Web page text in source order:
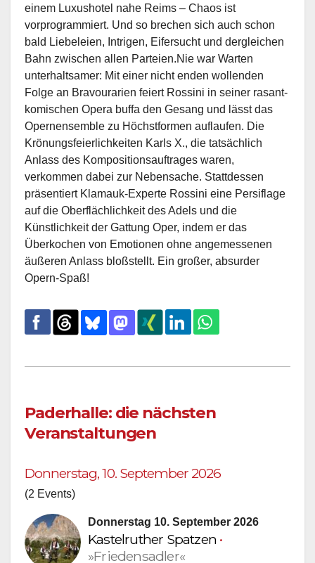
einem Luxushotel nahe Reims – Chaos ist
vorprogrammiert. Und so brechen sich auch schon
bald Liebeleien, Intrigen, Eifersucht und dergleichen
Bahn zwischen allen Parteien.Nie war Warten
unterhaltsamer: Mit einer nicht enden wollenden
Folge an Bravourarien feiert Rossini in seiner rasant-
komischen Opera buffa den Gesang und lässt das
Opernensemble zu Höchstformen auflaufen. Die
Krönungsfeierlichkeiten Karls X., die tatsächlich
Anlass des Kompositionsauftrages waren,
verkommen dabei zur Nebensache. Stattdessen
präsentiert Klamauk-Experte Rossini eine Persiflage
auf die Oberflächlichkeit des Adels und die
Künstlichkeit der Gattung Oper, indem er das
Überkochen von Emotionen ohne angemessenen
äußeren Anlass bloßstellt. Ein großer, absurder
Opern-Spaß!
Paderhalle: die nächsten
Veranstaltungen
Donnerstag, 10. September 2026
(2 Events)
Donnerstag 10. September 2026
Kastelruther Spatzen •
»Friedensadler«